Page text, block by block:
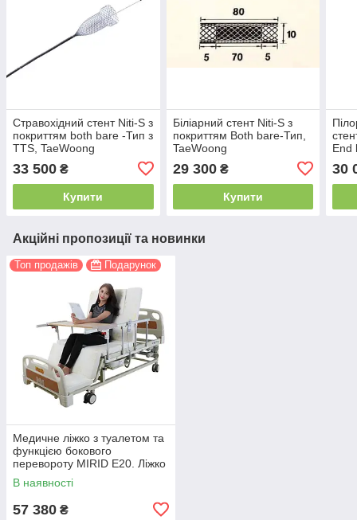
Стравохідний стент Niti-S з
покриттям both bare -Тип з
TTS, TaeWoong
33 500 ₴
Купити
Біліарний стент Niti-S з
покриттям Both bare-Тип,
TaeWoong
29 300₴
Купити
End
30
Акційні пропозиції та новинки
Топ продажів Подарунок
Медичне ліжко з туалетом та
функцією бокового
перевороту MIRID E20. Ліжко
для реабілітації інваліда.
В наявності
57 380 ₴